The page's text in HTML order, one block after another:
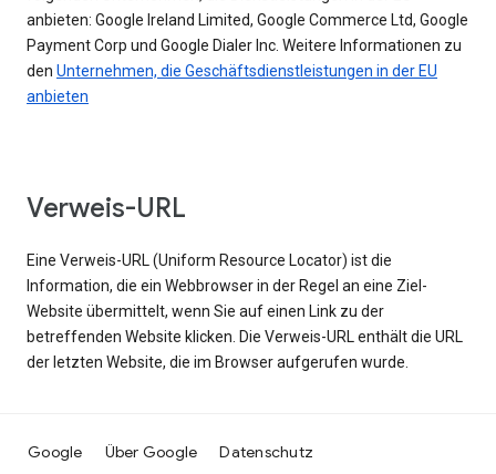
anbieten: Google Ireland Limited, Google Commerce Ltd, Google
Payment Corp und Google Dialer Inc. Weitere Informationen zu
den Unternehmen, die Geschäftsdienstleistungen in der EU
anbieten
Verweis-URL
Eine Verweis-URL (Uniform Resource Locator) ist die
Information, die ein Webbrowser in der Regel an eine Ziel-
Website übermittelt, wenn Sie auf einen Link zu der
betreffenden Website klicken. Die Verweis-URL enthält die URL
der letzten Website, die im Browser aufgerufen wurde.
Google Über Google Datenschutz